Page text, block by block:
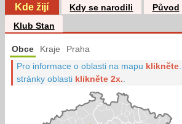
Kde žijí Kdy se narodili Původ
Klub Stan
Obce Kraje Praha
Pro informace o oblasti na mapu klikněte
stránky oblasti klikněte 2x.